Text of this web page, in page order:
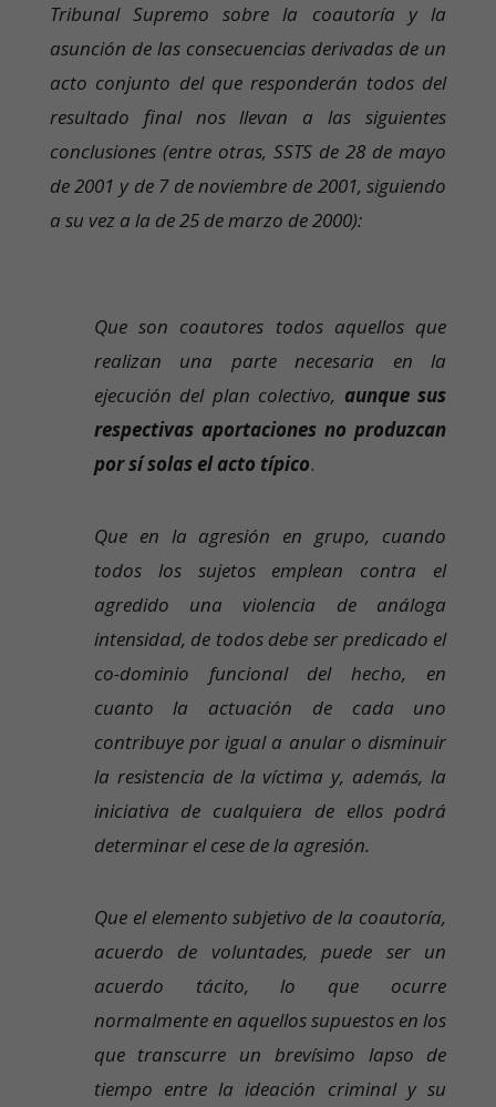
Tribunal Supremo sobre la coautoría y la
asunción de las consecuencias derivadas de un
acto conjunto del que responderán todos del
resultado final nos llevan a las siguientes
conclusiones (entre otras, SSTS de 28 de mayo
de 2001 y de 7 de noviembre de 2001, siguiendo
a su vez a la de 25 de marzo de 2000):
Que son coautores todos aquellos que
realizan una parte necesaria en la
ejecución del plan colectivo, aunque sus
respectivas aportaciones no produzcan
por sí solas el acto típico.
Que en la agresión en grupo, cuando
todos los sujetos emplean contra el
agredido una violencia de análoga
intensidad, de todos debe ser predicado el
co-dominio funcional del hecho, en
cuanto la actuación de cada uno
contribuye por igual a anular o disminuir
la resistencia de la víctima y, además, la
iniciativa de cualquiera de ellos podrá
determinar el cese de la agresión.
Que el elemento subjetivo de la coautoría,
acuerdo de voluntades, puede ser un
acuerdo tácito, lo que ocurre
normalmente en aquellos supuestos en los
que transcurre un brevísimo lapso de
tiempo entre la ideación criminal y su